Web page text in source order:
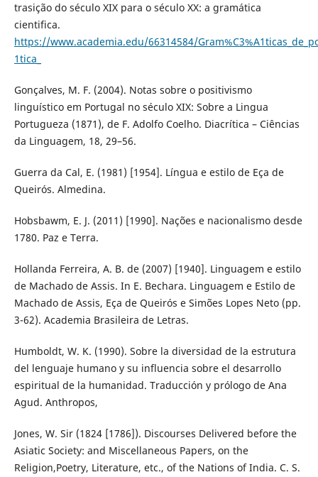
trasição do século XIX para o século XX: a gramática
cientifica.
https://www.academia.edu/66314584/
1tica_
Gonçalves, M. F. (2004). Notas sobre o positivismo
linguístico em Portugal no século XIX: Sobre a Lingua
Portugueza (1871), de F. Adolfo Coelho. Diacrítica – Ciências
da Linguagem, 18, 29–56.
Guerra da Cal, E. (1981) [1954]. Língua e estilo de Eça de
Queirós. Almedina.
Hobsbawm, E. J. (2011) [1990]. Nações e nacionalismo desde
1780. Paz e Terra.
Hollanda Ferreira, A. B. de (2007) [1940]. Linguagem e estilo
de Machado de Assis. In E. Bechara. Linguagem e Estilo de
Machado de Assis, Eça de Queirós e Simões Lopes Neto (pp.
3-62). Academia Brasileira de Letras.
Humboldt, W. K. (1990). Sobre la diversidad de la estrutura
del lenguaje humano y su influencia sobre el desarrollo
espiritual de la humanidad. Traducción y prólogo de Ana
Agud. Anthropos,
Jones, W. Sir (1824 [1786]). Discourses Delivered before the
Asiatic Society: and Miscellaneous Papers, on the
Religion,Poetry, Literature, etc., of the Nations of India. C. S.